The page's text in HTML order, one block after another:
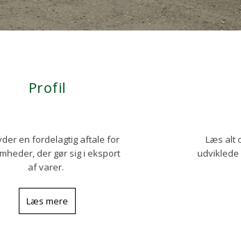
Profil​
en fordelagtig aftale for
der gør sig i eksport
af varer. ​
Læs mere
Læs alt